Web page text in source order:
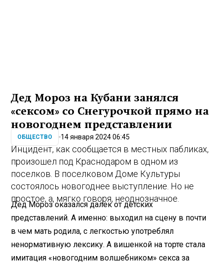
Дед Мороз на Кубани занялся
«сексом» со Снегурочкой прямо на
новогоднем представлении
ОБЩЕСТВО 14 января 2024 06:45
Инцидент, как сообщается в местных пабликах,
произошел под Краснодаром в одном из
поселков. В поселковом Доме Культуры
состоялось новогоднее выступление. Но не
простое, а, мягко говоря, неоднозначное.
Дед Мороз оказался далек от детских
представлений. А именно: выходил на сцену в почти
в чем мать родила, с легкостью употреблял
ненормативную лексику. А вишенкой на торте стала
имитация «новогодним волшебником» секса за